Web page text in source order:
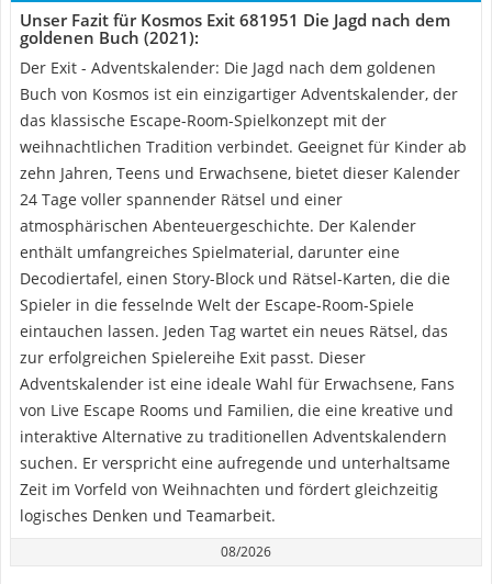
Unser Fazit für Kosmos Exit 681951 Die Jagd nach dem
goldenen Buch (2021):
Der Exit - Adventskalender: Die Jagd nach dem goldenen
Buch von Kosmos ist ein einzigartiger Adventskalender, der
das klassische Escape-Room-Spielkonzept mit der
weihnachtlichen Tradition verbindet. Geeignet für Kinder ab
zehn Jahren, Teens und Erwachsene, bietet dieser Kalender
24 Tage voller spannender Rätsel und einer
atmosphärischen Abenteuergeschichte. Der Kalender
enthält umfangreiches Spielmaterial, darunter eine
Decodiertafel, einen Story-Block und Rätsel-Karten, die die
Spieler in die fesselnde Welt der Escape-Room-Spiele
eintauchen lassen. Jeden Tag wartet ein neues Rätsel, das
zur erfolgreichen Spielereihe Exit passt. Dieser
Adventskalender ist eine ideale Wahl für Erwachsene, Fans
von Live Escape Rooms und Familien, die eine kreative und
interaktive Alternative zu traditionellen Adventskalendern
suchen. Er verspricht eine aufregende und unterhaltsame
Zeit im Vorfeld von Weihnachten und fördert gleichzeitig
logisches Denken und Teamarbeit.
08/2026